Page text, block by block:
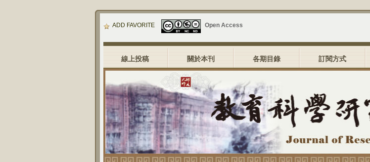
ADD FAVORITE Open Access
線上投稿 關於本刊 各期目錄 訂閱方式